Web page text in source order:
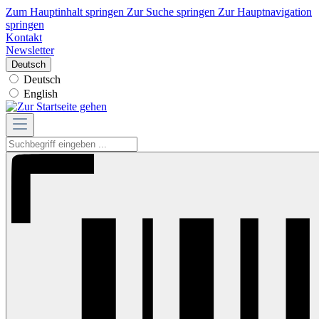
Zum Hauptinhalt springen Zur Suche springen Zur Hauptnavigation
springen
Kontakt
Newsletter
Deutsch
Deutsch
English